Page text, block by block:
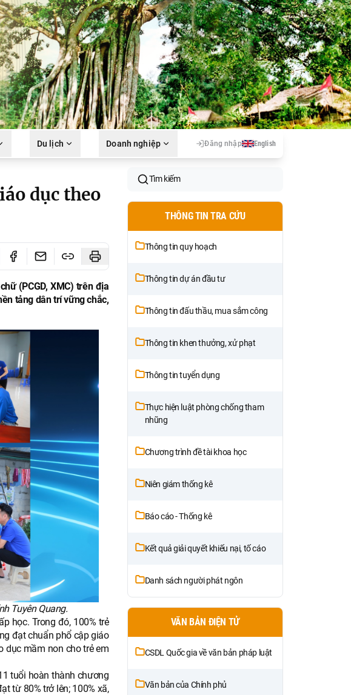
Du lịch Doanh nghiệp Đăng nhập English
dục theo
(PCGD, XMC) trên địa
tảng dân trí vững chắc,
Tuyên Quang.
học. Trong đó, 100% trẻ
đạt chuẩn phổ cập giáo
dục mầm non cho trẻ em
tuổi hoàn thành chương
từ 80% trở lên; 100% xã,
Tìm kiếm
THÔNG TIN TRA CỨU
Thông tin quy hoạch
Thông tin dự án đầu tư
Thông tin đấu thầu, mua sắm công
Thông tin khen thưởng, xử phạt
Thông tin tuyển dụng
Thực hiện luật phòng chống tham
nhũng
Chương trình đề tài khoa học
Niên giám thống kê
Báo cáo - Thống kê
Kết quả giải quyết khiếu nại, tố cáo
Danh sách người phát ngôn
VĂN BẢN ĐIỆN TỬ
CSDL Quốc gia về văn bản pháp luật
Văn bản của Chính phủ